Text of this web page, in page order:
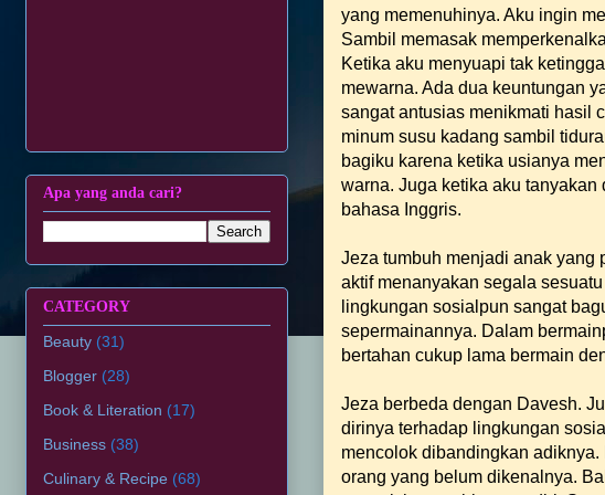
yang memenuhinya. Aku ingin
Sambil memasak
Ketika aku menyuapi tak
mewarna. Ada dua keuntungan
sangat antusias menikmati hasil
minum susu kadang sambil
bagiku karena ketika usianya
warna. Juga ketika aku
bahasa Inggris.
Jeza tumbuh menjadi anak yang
aktif menanyakan segala
lingkungan sosialpun sangat
sepermainannya. Dalam
bertahan cukup lama bermain
Jeza berbeda dengan Davesh.
dirinya terhadap lingkungan
mencolok dibandingkan
orang yang belum dikenalnya.
Apa yang anda cari?
CATEGORY
Beauty (31)
Blogger (28)
Book & Literation (17)
Business (38)
Culinary & Recipe (68)